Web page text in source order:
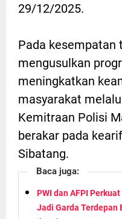
29/12/2025.
Pada kesempatan
mengusulkan
meningkatkan
masyarakat
Kemitraan Polisi
berakar pada
Sibatang.
Baca juga:
PWI dan AFPI
Jadi Garda Terdepan